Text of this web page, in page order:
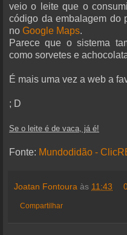
veio o leite que o
código da embalagem do
no Google Maps.
Parece que o sistema
como sorvetes e
É mais uma vez a web a
; D
Se o leite é de vaca, já é!
Fonte: Mundodidão -
Joatan Fontoura às 11:43
Compartilhar